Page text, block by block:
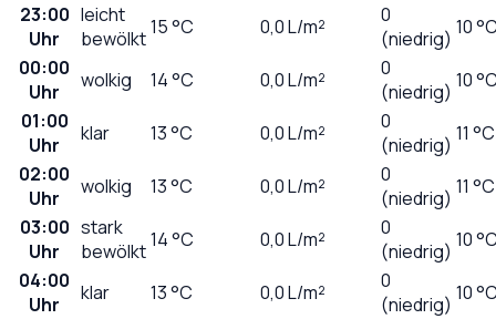
23:00
Uhr
leicht
bewölkt15°C 0,0L/m²
0
(niedrig) 10
00:00
Uhr
wolkig 14°C 0,0L/m²
0
(niedrig) 10
01:00
Uhr
klar 13°C 0,0L/m²
0
(niedrig) 11 °C
02:00
Uhr
wolkig 13°C 0,0L/m²
0
(niedrig) 11 °C
03:00
Uhr
stark
bewölkt14°C 0,0L/m²
0
(niedrig) 10
04:00
Uhr
klar 13°C 0,0L/m²
0
(niedrig) 10